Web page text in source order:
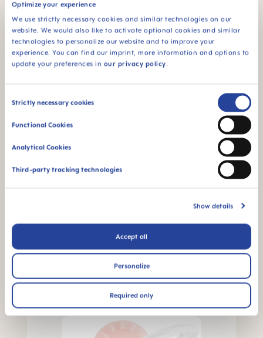
Optimize your experience
We use strictly necessary cookies and similar technologies on our
website. We would also like to activate optional cookies and similar
technologies to personalize our website and to improve your
experience. You can find our imprint, more information and options to
update your preferences in our privacy policy.
Consent
Strictly necessary cookies
Functional Cookies
Analytical Cookies
Third-party tracking technologies
Show details
Accept all
Personalize
Required only
Do MAM products contain plasticizers?
WEITERE FRAGEN?
melden uns schnellstmöglich bei dir.
Für Dich ausgewählte MAM Produkte
Produktgalerie überspringen